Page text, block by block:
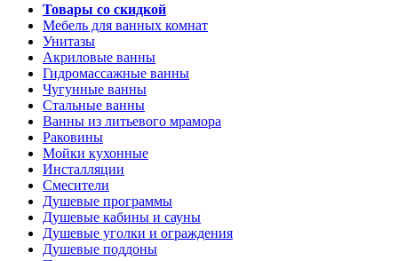
Товары со скидкой
Мебель для ванных комнат
Унитазы
Акриловые ванны
Гидромассажные ванны
Чугунные ванны
Стальные ванны
Ванны из литьевого мрамора
Раковины
Мойки кухонные
Инсталляции
Смесители
Душевые программы
Душевые кабины и сауны
Душевые уголки и ограждения
Душевые поддоны